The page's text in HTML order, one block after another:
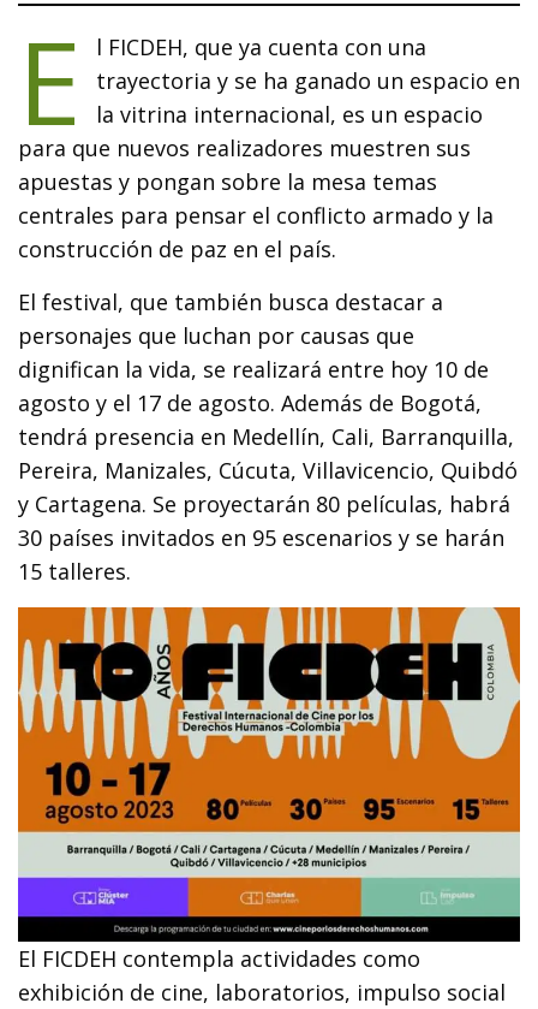
E
l FICDEH, que ya cuenta con una
trayectoria y se ha ganado un espacio en
la vitrina internacional, es un espacio
para que nuevos realizadores muestren sus
apuestas y pongan sobre la mesa temas
centrales para pensar el conflicto armado y la
construcción de paz en el país.
El festival, que también busca destacar a
personajes que luchan por causas que
dignifican la vida, se realizará entre hoy 10 de
agosto y el 17 de agosto. Además de Bogotá,
tendrá presencia en Medellín, Cali, Barranquilla,
Pereira, Manizales, Cúcuta, Villavicencio, Quibdó
y Cartagena. Se proyectarán 80 películas, habrá
30 países invitados en 95 escenarios y se harán
15 talleres.
El FICDEH contempla actividades como
exhibición de cine, laboratorios, impulso social